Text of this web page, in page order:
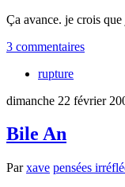
Ça avance. je crois
3 commentaires
rupture
dimanche 22 février
Bile An
Parxave pensées